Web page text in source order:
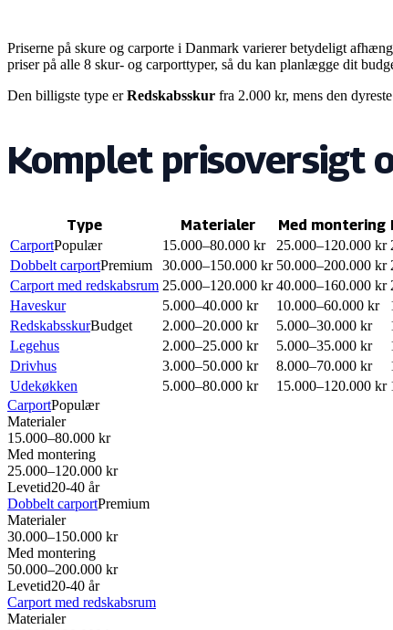
Priserne på skure og carporte i Danmark varierer betydeligt
priser på alle 8 skur- og carporttyper, så du kan planlægge dit
Den billigste type er Redskabsskur fra 2.000 kr, mens den
Komplet prisoversigt
Type Materialer Med montering
CarportPopulær 15.000–80.000 kr 25.000–120.000 kr
Dobbelt carportPremium 30.000–150.000 kr 50.000–200.000 kr
Carport med redskabsrum 25.000–120.000 kr 40.000–160.000 kr
Haveskur
5.000–40.000 kr 10.000–60.000 kr
RedskabsskurBudget 2.000–20.000 kr 5.000–30.000 kr
Legehus
2.000–25.000 kr 5.000–35.000 kr
Drivhus
3.000–50.000 kr 8.000–70.000 kr
Udekøkken
5.000–80.000 kr 15.000–120.000 kr
CarportPopulær
Materialer
15.000–80.000 kr
Med montering
25.000–120.000 kr
Levetid20-40 år
Dobbelt carportPremium
Materialer
30.000–150.000 kr
Med montering
50.000–200.000 kr
Levetid20-40 år
Carport med redskabsrum
Materialer